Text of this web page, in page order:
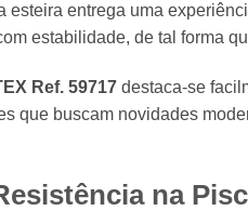
entrega uma
estabilidade, de tal forma
Ref. 59717 destaca-se
que buscam novidades
na